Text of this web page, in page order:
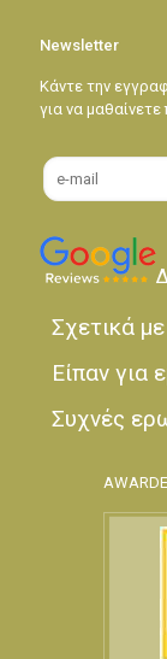
Newsletter
Κάντε την
για να
Σχετικά
Είπαν για
Συχνές